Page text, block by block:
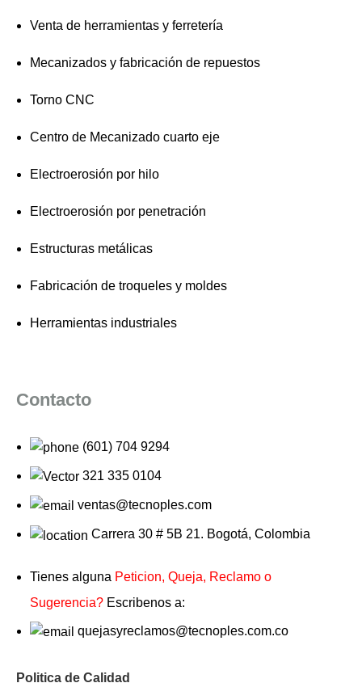
Venta de herramientas y ferretería
Mecanizados y fabricación de repuestos
Torno CNC
Centro de Mecanizado cuarto eje
Electroerosión por hilo
Electroerosión por penetración
Estructuras metálicas
Fabricación de troqueles y moldes
Herramientas industriales
Contacto
(601) 704 9294
321 335 0104
ventas@tecnoples.com
Carrera 30 # 5B 21. Bogotá, Colombia
Tienes alguna Peticion, Queja, Reclamo o
Sugerencia? Escribenos a:
quejasyreclamos@tecnoples.com.co
Politica de Calidad